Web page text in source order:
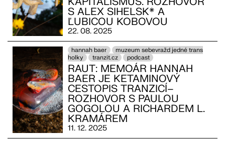
S ALEX SIHELSK* A
ĽUBICOU KOBOVOU
22. 08. 2025
hannah baer
muzeum sebevražd jedné trans
holky
tranzit.cz podcast
RAUT: MEMOÁR HANNAH
BAER JE KETAMINOVÝ
CESTOPIS TRANZICÍ–
ROZHOVOR S PAULOU
GOGOLOU A RICHARDEM L.
KRAMÁREM
11. 12. 2025